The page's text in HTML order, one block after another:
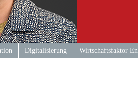
Digitalisierung Wirtschaftsfaktor